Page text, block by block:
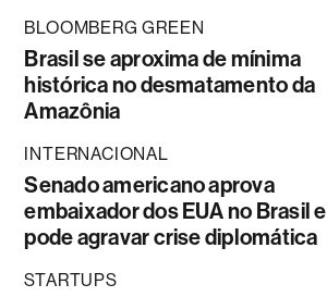
BLOOMBERG GREEN
Brasil se aproxima de mínima
histórica no desmatamento da
Amazônia
INTERNACIONAL
Senado americano aprova
embaixador dos EUA no Brasil e
pode agravar crise diplomática
STARTUPS